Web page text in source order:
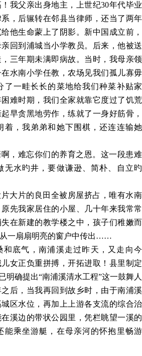
我父亲出身地主，上世纪30年代毕业
，后辗转在邻县当律师，还当了两年
他生命蒙上了阴影。新中国成立前，
回到浦城当小学教员。后来，他被送
三年期未满即病故。当时，我母亲领
水南小学任教，农场见我们孤儿寡毋
了一畦长长的菜地给我们种菜补贴家
难时期，我们全家就靠它度过了饥荒
早贪黑地劳作，练就了一身好筋骨，
着，我弟弟和她下围棋，还连连输她
，难忘你们的养育之恩。这一段患难
无水旳井，要做谦逊、简朴、自立旳
大片的良田全被房屋挤占，唯有水南
先我家居住的小屋、几十年来我常常
在新建的教学楼之中，孩子们稚嫩而
一扇扇明亮的窗户中传出……
和底气，南浦溪走过昨天，又走向今
儿女正负重拼搏，开拓进取！县里制定
明确提出“南浦溪清水工程”这一鼓舞人
后，当我再回到故乡时，由于南浦溪
区水位，再加上上游各支流的综合治
溪边的带状公园里，凭栏眺望一溪的
能乘坐游艇，在母亲河的怀抱里畅游